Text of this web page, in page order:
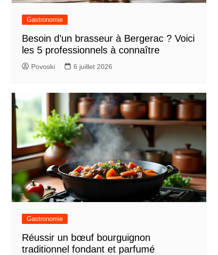
Gastronomie
Besoin d’un brasseur à Bergerac ? Voici
les 5 professionnels à connaître
Povoski 6 juillet 2026
Gastronomie
Réussir un bœuf bourguignon
traditionnel fondant et parfumé